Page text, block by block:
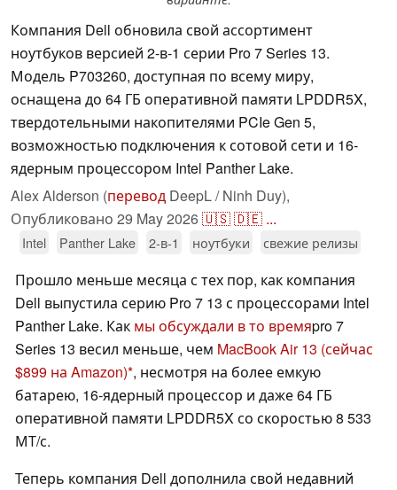
Компания Dell обновила свой ассортимент
ноутбуков версией 2-в-1 серии Pro 7 Series 13.
Модель P703260, доступная по всему миру,
оснащена до 64 ГБ оперативной памяти LPDDR5X,
твердотельными накопителями PCIe Gen 5,
возможностью подключения к сотовой сети и 16-
ядерным процессором Intel Panther Lake.
Alex Alderson (перевод DeepL / Ninh Duy),
Опубликовано 29 May 2026🇺🇸🇩🇪 ...
Intel Panther Lake 2-в-1 ноутбуки свежие релизы
Прошло меньше месяца с тех пор, как компания
Dell выпустила серию Pro 7 13 с процессорами Intel
Panther Lake. Как мы обсуждали в то времяpro 7
Series 13 весил меньше, чем MacBook Air 13 (сейчас
$899 на Amazon) , несмотря на более емкую
батарею, 16-ядерный процессор и даже 64 ГБ
оперативной памяти LPDDR5X со скоростью 8 533
МТ/с.
Теперь компания Dell дополнила свой недавний